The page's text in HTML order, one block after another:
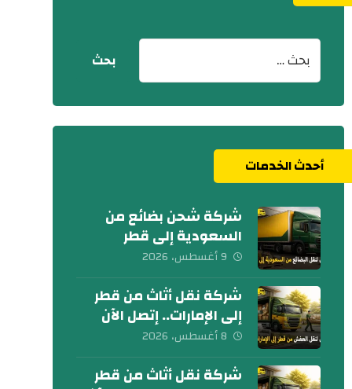
أحدث الخدمات
شركة شحن بضائع من
السعودية إلى قطر
0539600777
9 أغسطس، 2026
شركة نقل أثاث من قطر
إلى الإمارات.. إتصل الآن
8 أغسطس، 2026
شركة نقل أثاث من قطر